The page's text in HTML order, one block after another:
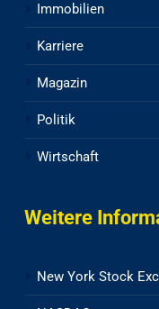
Immobilien
Karriere
Magazin
Politik
Wirtschaft
Weitere
New York Stock